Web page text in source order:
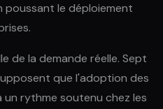
le déploiement
de la demande réelle. Sept
que l'adoption des
rythme soutenu chez les